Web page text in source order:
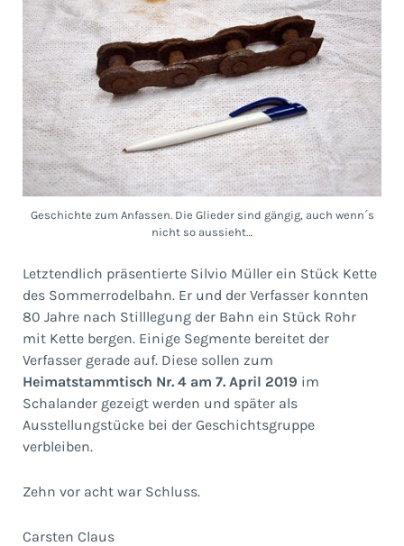
Geschichte zum Anfassen. Die Glieder sind gängig, auch wenn´s
nicht so aussieht…
Letztendlich präsentierte Silvio Müller ein Stück Kette
des Sommerrodelbahn. Er und der Verfasser konnten
80 Jahre nach Stilllegung der Bahn ein Stück Rohr
mit Kette bergen. Einige Segmente bereitet der
Verfasser gerade auf. Diese sollen zum
Heimatstammtisch Nr. 4 am 7. April 2019 im
Schalander gezeigt werden und später als
Ausstellungstücke bei der Geschichtsgruppe
verbleiben.
Zehn vor acht war Schluss.
Carsten Claus